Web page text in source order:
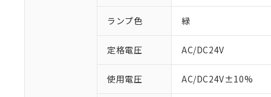
ランプ色 緑
定格電圧 AC/DC24V
使用電圧 AC/DC24V±10%
ご利用条件
調査・確認中：
非該当品：ライセ
仕入先様の事情に
があります。
※1 中国